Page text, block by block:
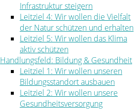
Infrastruktur steigern
Leitziel 4: Wir wollen die Vielfalt
der Natur schützen und erhalten
Leitziel 5: Wir wollen das Klima
aktiv schützen
Handlungsfeld: Bildung & Gesundheit
Leitziel 1: Wir wollen unseren
Bildungsstandort ausbauen
Leitziel 2: Wir wollen unsere
Gesundheitsversorgung